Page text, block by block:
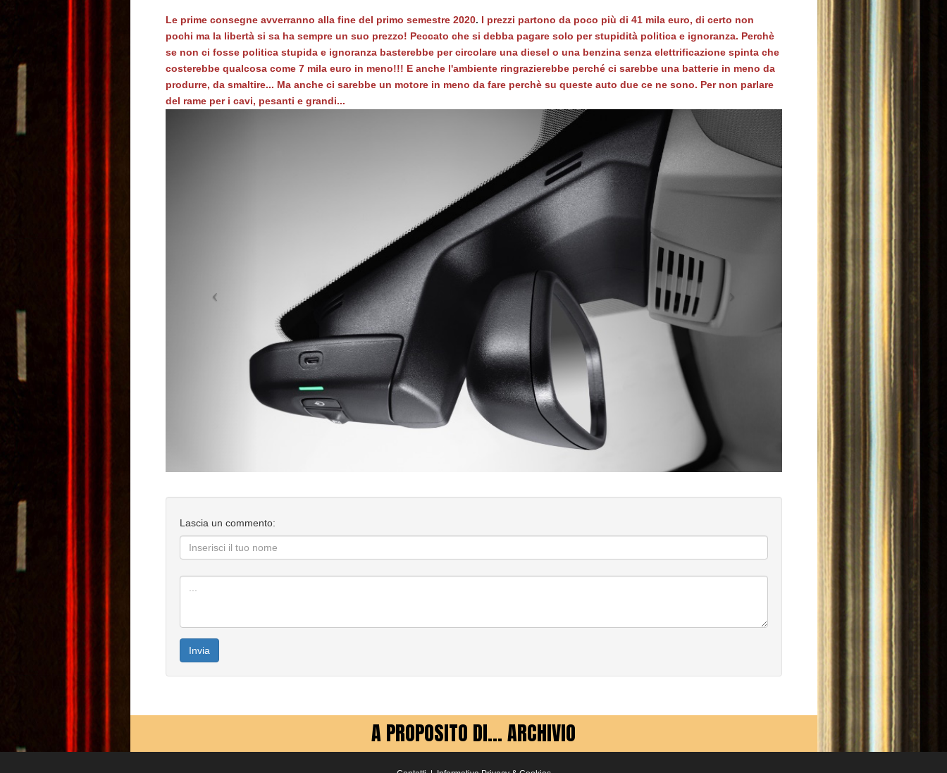
Le prime consegne avverranno alla fine del primo semestre 2020. I prezzi partono da poco più di 41 mila euro, di certo non
pochi ma la libertà si sa ha sempre un suo prezzo! Peccato che si debba pagare solo per stupidità politica e ignoranza. Perchè
se non ci fosse politica stupida e ignoranza basterebbe per circolare una diesel o una benzina senza elettrificazione spinta che
costerebbe qualcosa come 7 mila euro in meno!!! E anche l'ambiente ringrazierebbe perché ci sarebbe una batterie in meno da
produrre, da smaltire... Ma anche ci sarebbe un motore in meno da fare perchè su queste auto due ce ne sono. Per non parlare
del rame per i cavi, pesanti e grandi...
Lascia un commento:
Invia
A PROPOSITO DI... ARCHIVIO